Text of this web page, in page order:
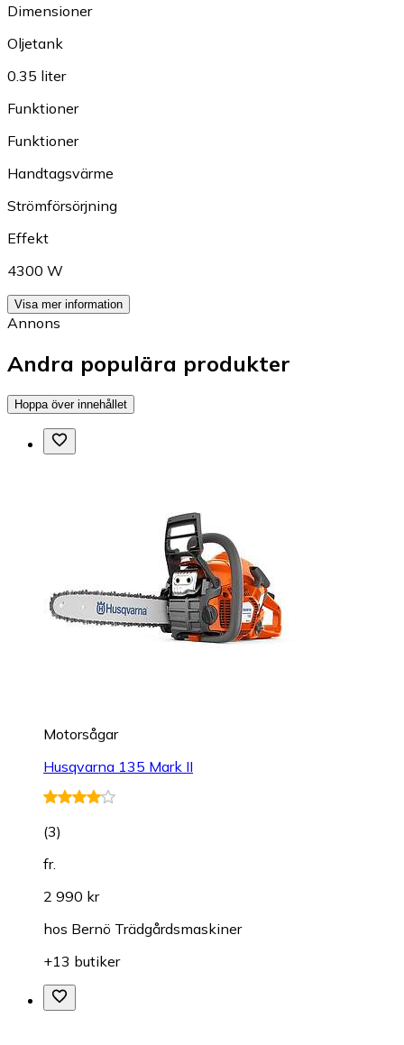
Dimensioner
Oljetank
0.35 liter
Funktioner
Funktioner
Handtagsvärme
Strömförsörjning
Effekt
4300 W
Visa mer information
Annons
Andra populära produkter
Hoppa över innehållet
Motorsågar
Husqvarna 135 Mark II
(3)
fr.
2 990 kr
hos Bernö Trädgårdsmaskiner
+13 butiker